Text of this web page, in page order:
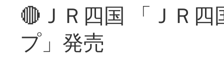
🔴ＪＲ四国 「ＪＲ
プ」発売